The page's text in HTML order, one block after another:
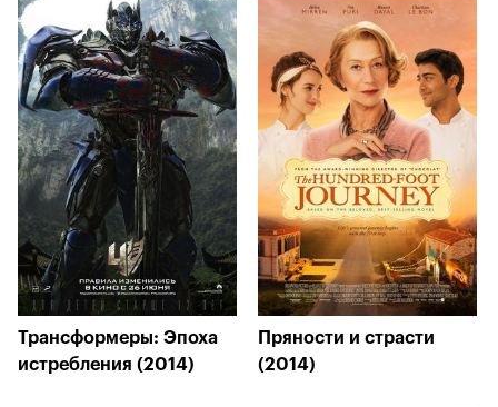
Трансформеры: Эпоха
истребления (2014)
Пряности и страсти
(2014)